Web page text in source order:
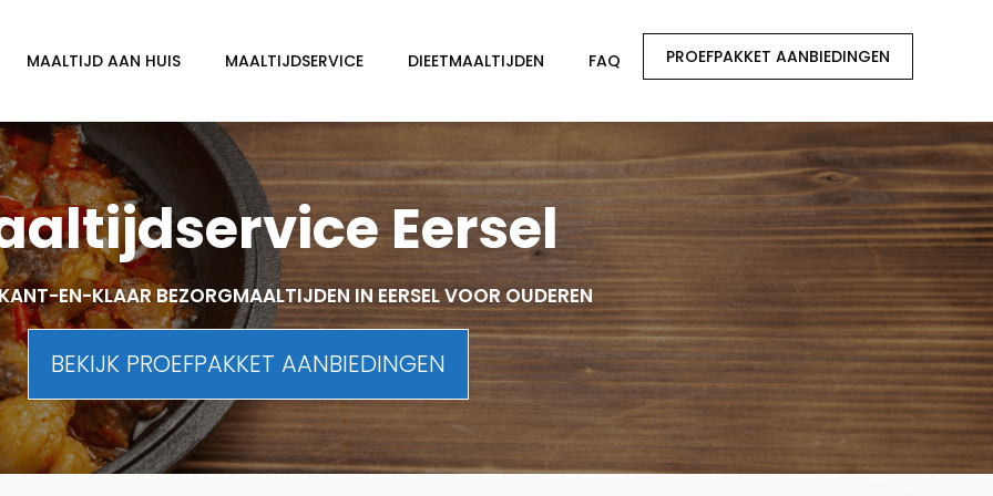
MAALTIJD AAN HUIS MAALTIJDSERVICE DIEETMAALTIJDEN FAQ PROEFPAKKET AANBIEDINGEN
Eersel
EN-KLAAR BEZORGMAALTIJDEN IN EERSEL VOOR OUDEREN
BEKIJK PROEFPAKKET AANBIEDINGEN